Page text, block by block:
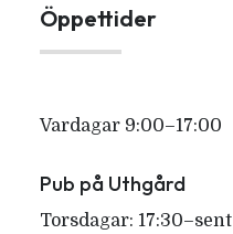
Öppettider
Vardagar 9:00–17:00
Pub på Uthgård
Torsdagar: 17:30–sent